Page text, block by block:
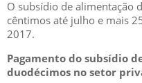
O subsídio de alimentação
cêntimos até julho e mais
2017.
Pagamento do subsídio
duodécimos no setor